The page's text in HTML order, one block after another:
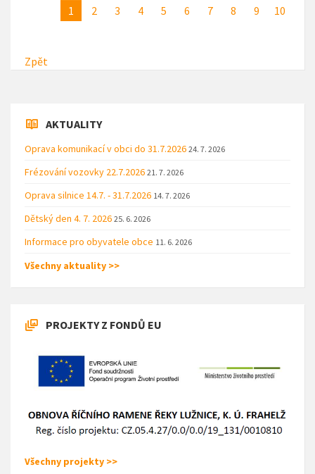
1
2 3 4 5 6 7 8 9 10
Zpět
AKTUALITY
Oprava komunikací v obci do 31.7.2026 24. 7. 2026
Frézování vozovky 22.7.2026 21. 7. 2026
Oprava silnice 14.7. - 31.7.2026 14. 7. 2026
Dětský den 4. 7. 2026 25. 6. 2026
Informace pro obyvatele obce 11. 6. 2026
Všechny aktuality >>
PROJEKTY Z FONDŮ EU
Všechny projekty >>